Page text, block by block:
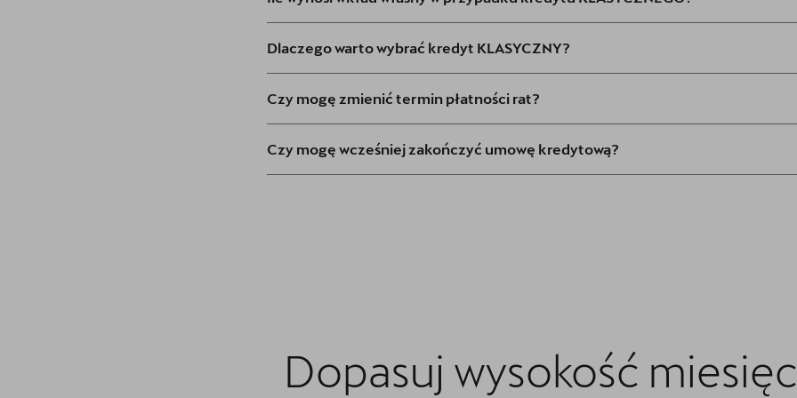
Dlaczego warto wybrać kredyt KLASYCZNY?
Czy mogę zmienić termin płatności rat?
Czy mogę wcześniej zakończyć umowę kredytową?
Dopasuj wysokość